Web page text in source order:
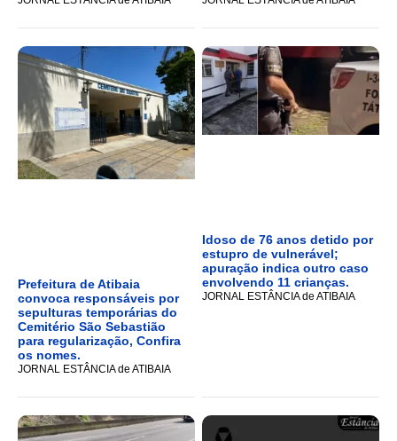
Prefeitura de Atibaia
convoca responsáveis por
sepulturas temporárias do
Cemitério São Sebastião
para regularização, Confira
os nomes.
JORNAL ESTÂNCIA de ATIBAIA
Idoso de 76 anos detido por
estupro de vulnerável;
apuração indica outro caso
envolvendo 11 crianças.
JORNAL ESTÂNCIA de ATIBAIA